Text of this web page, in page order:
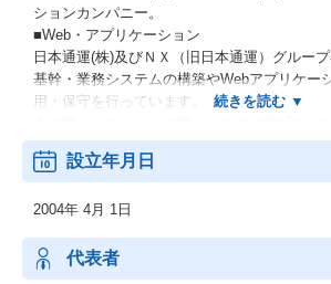
ションカンパニー。
■Web・アプリケーション
日本通運(株)及びＮＸ（旧日本通運）グルー
基幹・業務システムの構築やWebアプリケー
用・保守を行っています。
また、日本通運(株)グループ各社のWebサイ
作・構築・運用にもワンストップで対応して
日本通運(株)グループ各社のインフラ関連の企
保守まで一貫してサービスを提供。
インフラの標準化・パブリッククラウドへの
取り入れ、国内外の物流システムを支えるIT
設立年月日
2004年 4月 1日
代表者